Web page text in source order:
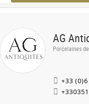
AG
Porcelaines
+33